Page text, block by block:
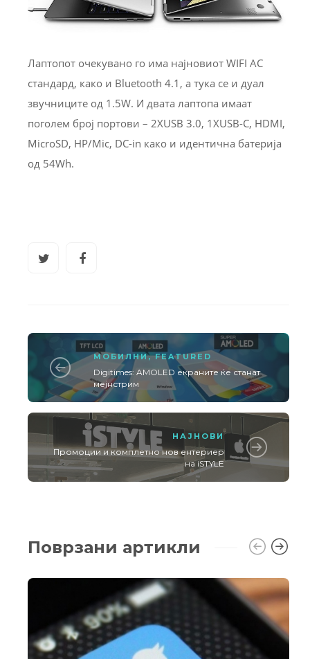
Лаптопот очекувано го има најновиот WIFI AC
стандард, како и Bluetooth 4.1, а тука се и дуал
звучниците од 1.5W. И двата лаптопа имаат
поголем број портови – 2XUSB 3.0, 1XUSB-C, HDMI,
MicroSD, HP/Mic, DC-in како и идентична батерија
од 54Wh.
МОБИЛНИ,FEATURED
Digitimes: AMOLED екраните ќе станат
мејнстрим
НАЈНОВИ
Промоции и комплетно нов ентериер
на iSTYLE
Поврзани артикли